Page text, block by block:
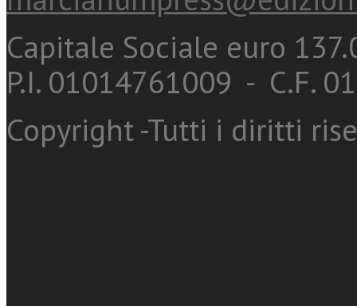
Capitale Sociale euro
P.I. 01014761009 - C.F.
Copyright -Tutti i diritti